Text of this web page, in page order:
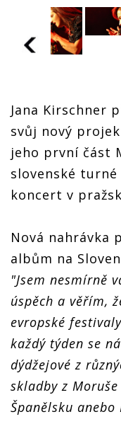
Jana Kirschner
svůj nový
jeho první část
slovenské
koncert v
Nová nahrávka
albům na
"Jsem nesmírně
úspěch a věřím,
evropské
každý týden se
dýdžejové z
skladby z
Španělsku anebo